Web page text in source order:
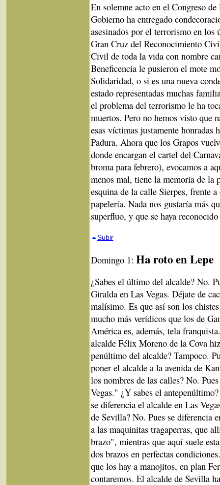
En solemne acto en el Congreso
Gobierno ha entregado
asesinados por el terrorismo en
Gran Cruz del Reconocimiento
Civil de toda la vida con nombre
Beneficencia le pusieron el mote
Solidaridad, o si es una nueva
estado representadas muchas
el problema del terrorismo le ha
muertos. Pero no hemos visto que
esas víctimas justamente honradas
Padura. Ahora que los Grapos
donde encargan el cartel del
broma para febrero), evocamos a
menos mal, tiene la memoria de la
esquina de la calle Sierpes, frente
papelería. Nada nos gustaría más
superfluo, y que se haya
Subir
Domingo 1: Ha roto en Lepe
¿Sabes el último del alcalde? No.
Giralda en Las Vegas. Déjate de
malísimo. Es que así son los
mucho más verídicos que los de
América es, además, tela
alcalde Félix Moreno de la Cova
penúltimo del alcalde? Tampoco.
poner el alcalde a la avenida de
los nombres de las calles? No.
Vegas." ¿Y sabes el
se diferencia el alcalde en Las
de Sevilla? No. Pues se diferencia
a las maquinitas tragaperras, que
brazo", mientras que aquí suele
dos brazos en perfectas
que los hay a manojitos, en plan
contaremos. El alcalde de Sevilla